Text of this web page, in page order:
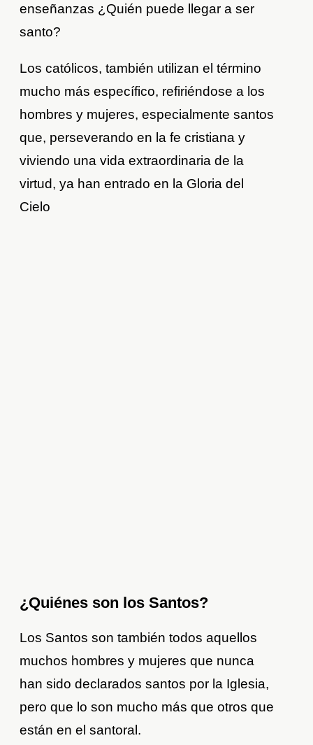
enseñanzas ¿Quién puede llegar a ser
santo?
Los católicos, también utilizan el término
mucho más específico, refiriéndose a los
hombres y mujeres, especialmente santos
que, perseverando en la fe cristiana y
viviendo una vida extraordinaria de la
virtud, ya han entrado en la Gloria del
Cielo
¿Quiénes son los Santos?
Los Santos son también todos aquellos
muchos hombres y mujeres que nunca
han sido declarados santos por la Iglesia,
pero que lo son mucho más que otros que
están en el santoral.